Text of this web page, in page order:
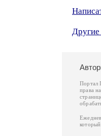
Другие
Портал
права